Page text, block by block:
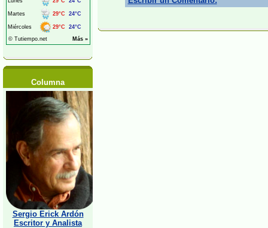
Columna
Sergio Erick Ardón
Escritor y Analista